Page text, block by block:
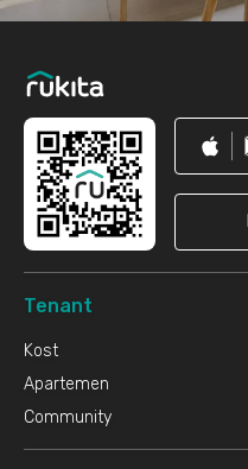
Tenant
Kost
Apartemen
Community